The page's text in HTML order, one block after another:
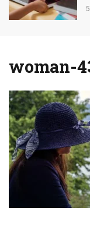
woman-